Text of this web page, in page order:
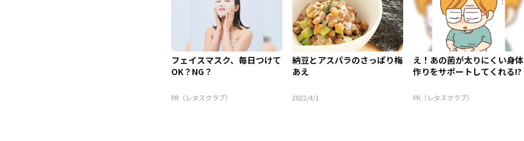
フェイスマスク、毎日つけて
OK？NG？
PR（レタスクラブ）
納豆とアスパラのさっぱり梅
あえ
2022/4/1
え！あの菌が太りにくい身体
作りをサポートしてくれる!?
PR（レタスクラブ）